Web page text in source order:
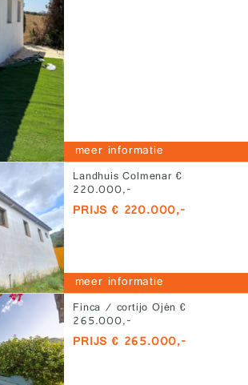
meer informatie
Landhuis Colmenar €
220.000,-
PRIJS € 220.000,-
meer informatie
Finca / cortijo Ojén €
265.000,-
PRIJS € 265.000,-